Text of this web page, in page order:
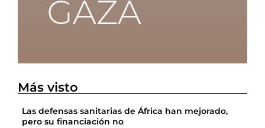
Más visto
Las defensas sanitarias de África han mejorado,
pero su financiación no